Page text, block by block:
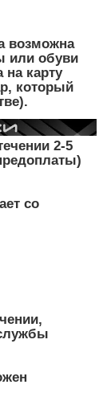
возможна
или обуви
на карту
который
2-5
со